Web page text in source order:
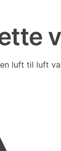
luft til luft